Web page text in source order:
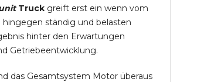
Truck greift erst ein wenn vom
ständig und belasten
hinter den Erwartungen
Getriebeentwicklung.
das Gesamtsystem Motor überaus